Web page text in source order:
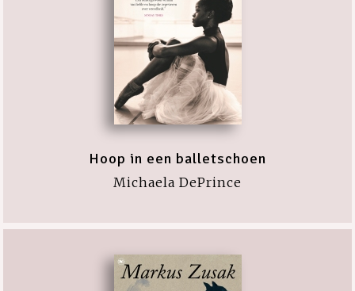
Hoop in een balletschoen
Michaela DePrince